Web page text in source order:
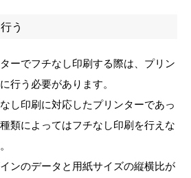
う
ーでフチなし印刷する際は、プリン
行う必要があります。
し印刷に対応したプリンターであっ
類によってはフチなし印刷を行えな
ンのデータと用紙サイズの縦横比が